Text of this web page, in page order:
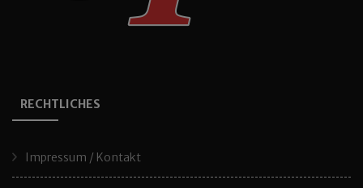
RECHTLICHES
Impressum / Kontakt